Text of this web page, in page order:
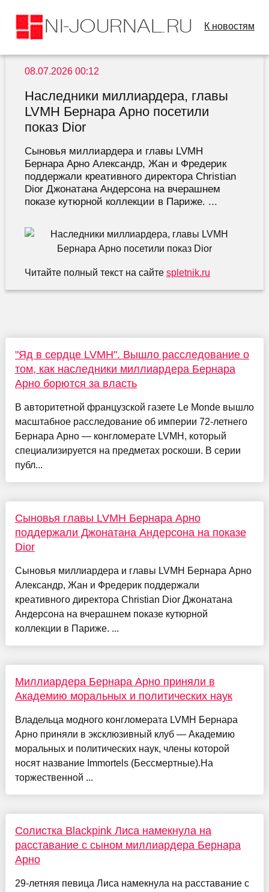
К новостям
08.07.2026 00:12
Наследники миллиардера, главы
LVMH Бернара Арно посетили
показ Dior
Сыновья миллиардера и главы LVMH
Бернара Арно Александр, Жан и Фредерик
поддержали креативного директора Christian
Dior Джонатана Андерсона на вчерашнем
показе кутюрной коллекции в Париже. ...
Читайте полный текст на сайте spletnik.ru
"Яд в сердце LVMH". Вышло расследование о
том, как наследники миллиардера Бернара
Арно борются за власть
В авторитетной французской газете Le Monde вышло
масштабное расследование об империи 72-летнего
Бернара Арно — конгломерате LVMH, который
специализируется на предметах роскоши. В серии
публ...
Сыновья главы LVMH Бернара Арно
поддержали Джонатана Андерсона на показе
Dior
Сыновья миллиардера и главы LVMH Бернара Арно
Александр, Жан и Фредерик поддержали
креативного директора Christian Dior Джонатана
Андерсона на вчерашнем показе кутюрной
коллекции в Париже. ...
Миллиардера Бернара Арно приняли в
Академию моральных и политических наук
Владельца модного конгломерата LVMH Бернара
Арно приняли в эксклюзивный клуб — Академию
моральных и политических наук, члены которой
носят название Immortels (Бессмертные).На
торжественной ...
Солистка Blackpink Лиса намекнула на
расставание с сыном миллиардера Бернара
Арно
29-летняя певица Лиса намекнула на расставание с